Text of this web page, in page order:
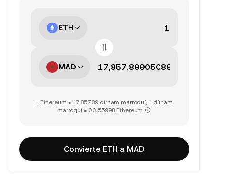
ETH
MAD
1 Ethereum = 17,857.89 dírham marroquí, 1 dírham
marroquí = 0.0₄55998 Ethereum
Convierte ETH a MAD